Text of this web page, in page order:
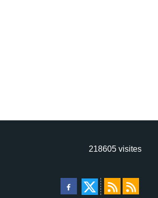
218605 visites